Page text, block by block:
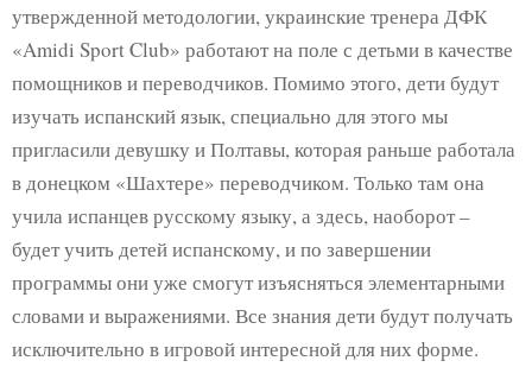
утвержденной методологии, украинские тренера ДФК
«Amidi Sport Club» работают на поле с детьми в качестве
помощников и переводчиков. Помимо этого, дети будут
изучать испанский язык, специально для этого мы
пригласили девушку и Полтавы, которая раньше работала
в донецком «Шахтере» переводчиком. Только там она
учила испанцев русскому языку, а здесь, наоборот –
будет учить детей испанскому, и по завершении
программы они уже смогут изъясняться элементарными
словами и выражениями. Все знания дети будут получать
исключительно в игровой интересной для них форме.